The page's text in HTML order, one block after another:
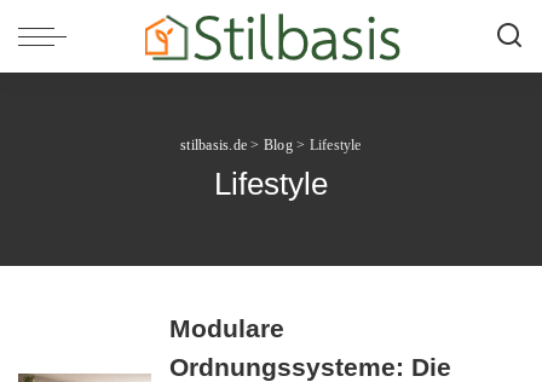
stilbasis.de > Blog> Lifestyle
Lifestyle
Modulare
Ordnungssysteme: Die